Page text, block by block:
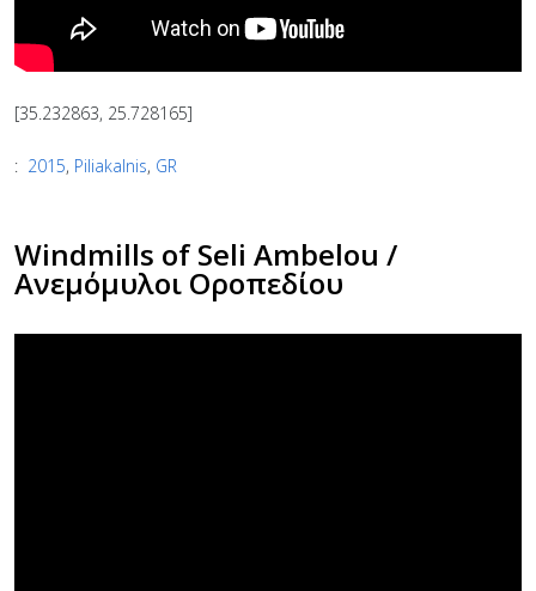
[35.232863, 25.728165]
: 2015, Piliakalnis, GR
Windmills of Seli Ambelou /
Ανεμόμυλοι Οροπεδίου